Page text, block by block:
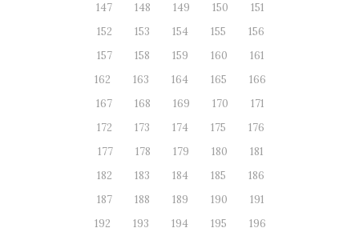
147
148 149 150
151
152
153 154 155
156
157
158 159 160
161
162
163 164 165
166
167
168 169 170
171
172
173 174 175
176
177
178 179 180
181
182
183 184 185
186
187
188 189 190
191
192
193 194 195
196